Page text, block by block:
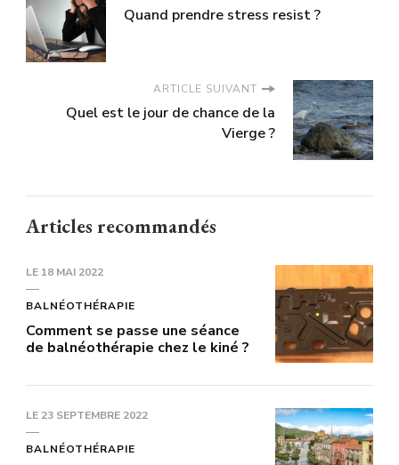
Quand prendre stress resist ?
ARTICLE SUIVANT
Quel est le jour de chance de la
Vierge ?
Articles recommandés
LE 18 MAI 2022
BALNÉOTHÉRAPIE
Comment se passe une séance
de balnéothérapie chez le kiné ?
LE 23 SEPTEMBRE 2022
BALNÉOTHÉRAPIE